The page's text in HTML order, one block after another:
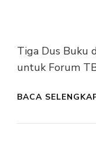
Tiga Dus Buku
untuk Forum
BACA